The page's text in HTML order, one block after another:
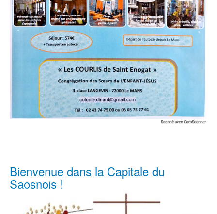
Bienvenue dans la Capitale du
Saosnois !